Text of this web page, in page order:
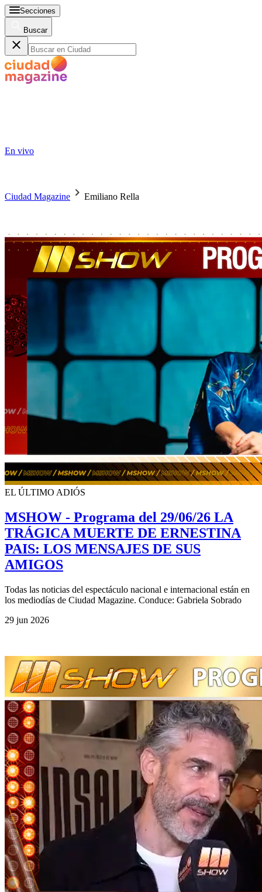
Secciones
Buscar
En vivo
Ciudad Magazine Emiliano Rella
EL ÚLTIMO ADIÓS
MSHOW - Programa del 29/06/26 LA
TRÁGICA MUERTE DE ERNESTINA
PAIS: LOS MENSAJES DE SUS
AMIGOS
Todas las noticias del espectáculo nacional e internacional están en
los mediodías de Ciudad Magazine. Conduce: Gabriela Sobrado
29 jun 2026